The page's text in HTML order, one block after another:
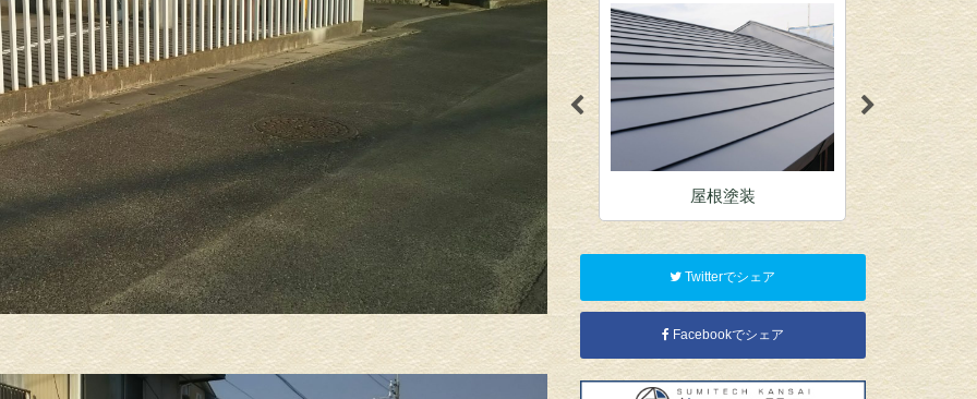
外壁塗装 屋根塗装 内装塗装 店
Twitterでシェア
Facebookでシェア